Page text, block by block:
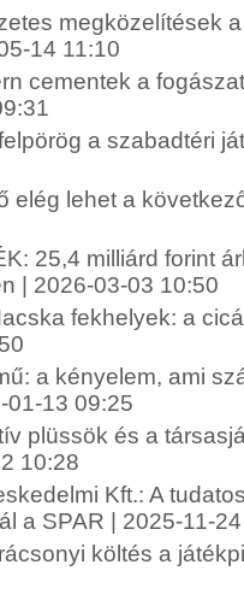
megközelítések
14 11:10
cementek a
a szabadtéri
elég lehet a
25,4 milliárd forint
| 2026-03-03 10:50
fekhelyek: a
a kényelem, ami
01-13 09:25
plüssök és a
10:28
Kft.: A
a SPAR | 2025-11-
költés a